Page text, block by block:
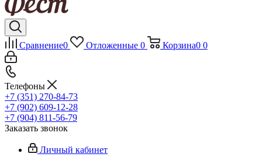
Сравнение0 Отложенные 0 Корзина0 0
Телефоны
+7 (351) 270-84-73
+7 (902) 609-12-28
+7 (904) 811-56-79
Заказать звонок
Личный кабинет